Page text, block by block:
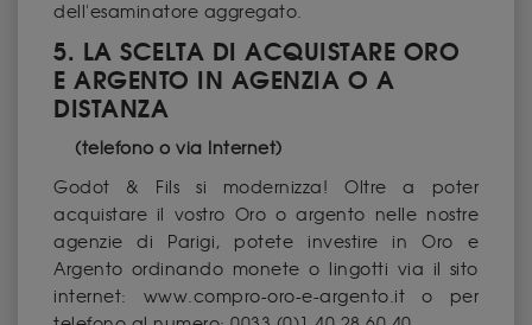
dell'esaminatore aggregato.
5. LA SCELTA DI ACQUISTARE ORO
E ARGENTO IN AGENZIA O A
DISTANZA
(telefono o via Internet)
Godot & Fils si modernizza! Oltre a poter
acquistare il vostro Oro o argento nelle nostre
agenzie di Parigi, potete investire in Oro e
Argento ordinando monete o lingotti via il sito
internet: www.compro-oro-e-argento.it o per